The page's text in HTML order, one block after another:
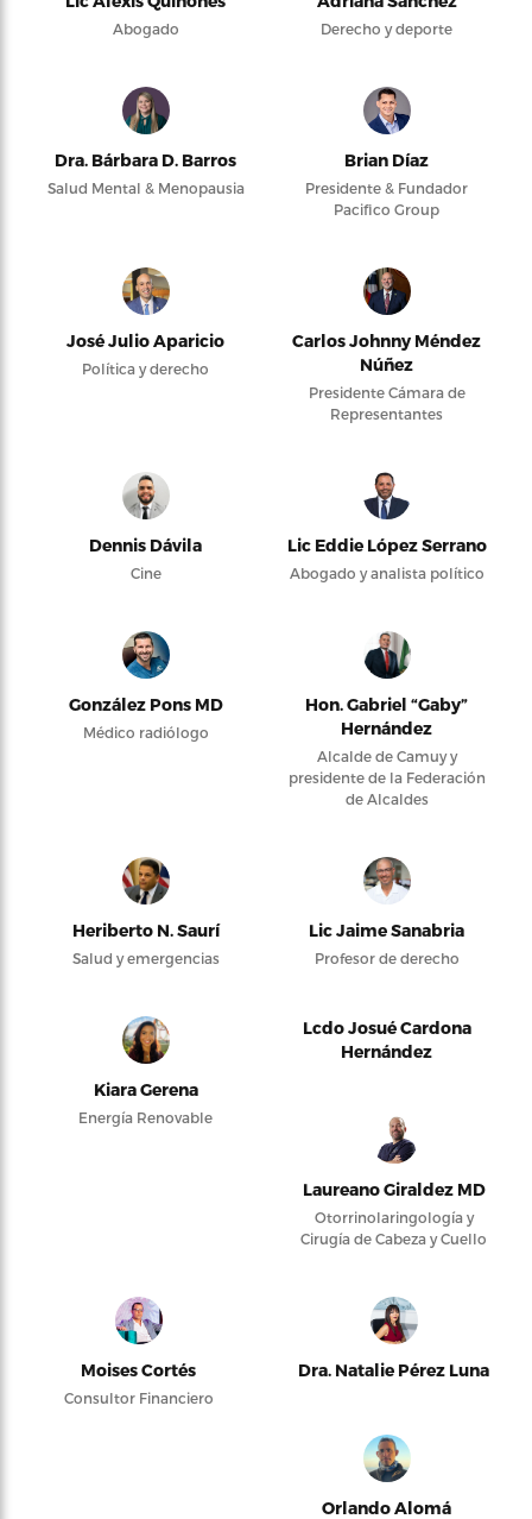
Abogado Derecho y deporte
Dra. Bárbara D. Barros
Salud Mental & Menopausia
Brian Díaz
Presidente & Fundador
Pacifico Group
José Julio Aparicio
Política y derecho
Carlos Johnny Méndez
Núñez
Presidente Cámara de
Representantes
Dennis Dávila
Cine
Lic Eddie López Serrano
Abogado y analista político
González Pons MD
Médico radiólogo
Hon. Gabriel “Gaby”
Hernández
Alcalde de Camuy y
presidente de la Federación
de Alcaldes
Heriberto N. Saurí
Salud y emergencias
Lic Jaime Sanabria
Profesor de derecho
Kiara Gerena
Energía Renovable
Lcdo Josué Cardona
Hernández
Laureano Giraldez MD
Otorrinolaringología y
Cirugía de Cabeza y Cuello
Moises Cortés
Consultor Financiero
Dra. Natalie Pérez Luna
Orlando Alomá